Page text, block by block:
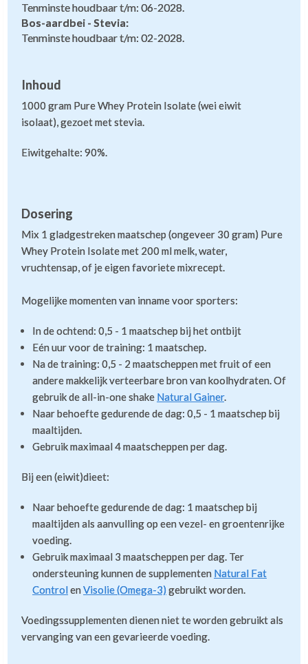
Tenminste houdbaar t/m: 06-2028.
Bos-aardbei - Stevia:
Tenminste houdbaar t/m: 02-2028.
Inhoud
1000 gram Pure Whey Protein Isolate (wei eiwit
isolaat), gezoet met stevia.
Eiwitgehalte: 90%.
Dosering
Mix 1 gladgestreken maatschep (ongeveer 30 gram) Pure
Whey Protein Isolate met 200 ml melk, water,
vruchtensap, of je eigen favoriete mixrecept.
Mogelijke momenten van inname voor sporters:
In de ochtend: 0,5 - 1 maatschep bij het ontbijt
Eén uur voor de training: 1 maatschep.
Na de training: 0,5 - 2 maatscheppen met fruit of een
andere makkelijk verteerbare bron van koolhydraten. Of
gebruik de all-in-one shake Natural Gainer.
Naar behoefte gedurende de dag: 0,5 - 1 maatschep bij
maaltijden.
Gebruik maximaal 4 maatscheppen per dag.
Bij een (eiwit)dieet:
Naar behoefte gedurende de dag: 1 maatschep bij
maaltijden als aanvulling op een vezel- en groentenrijke
voeding.
Gebruik maximaal 3 maatscheppen per dag. Ter
ondersteuning kunnen de supplementen Natural Fat
ControlenVisolie (Omega-3) gebruikt worden.
Voedingssupplementen dienen niet te worden gebruikt als
vervanging van een gevarieerde voeding.